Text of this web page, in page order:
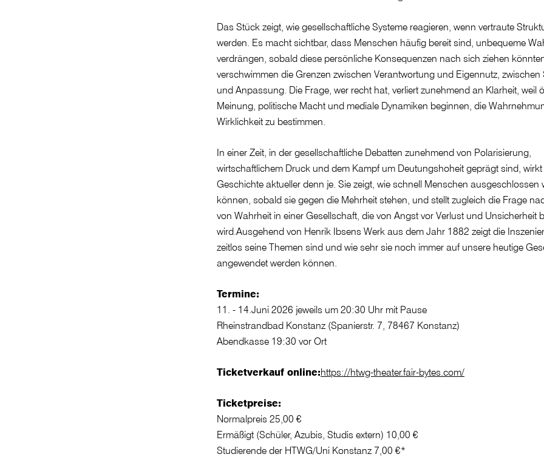
Das Stück zeigt, wie gesellschaftliche Systeme reagieren, wenn vertraute
werden. Es macht sichtbar, dass Menschen häufig bereit sind, unbequeme
verdrängen, sobald diese persönliche Konsequenzen nach sich ziehen
verschwimmen die Grenzen zwischen Verantwortung und Eigennutz, zwischen
und Anpassung. Die Frage, wer recht hat, verliert zunehmend an Klarheit, weil
Meinung, politische Macht und mediale Dynamiken beginnen, die
Wirklichkeit zu bestimmen.
In einer Zeit, in der gesellschaftliche Debatten zunehmend von Polarisierung,
wirtschaftlichem Druck und dem Kampf um Deutungshoheit geprägt sind, wirkt
Geschichte aktueller denn je. Sie zeigt, wie schnell Menschen ausgeschlossen
können, sobald sie gegen die Mehrheit stehen, und stellt zugleich die Frage
von Wahrheit in einer Gesellschaft, die von Angst vor Verlust und Unsicherheit
wird.Ausgehend von Henrik Ibsens Werk aus dem Jahr 1882 zeigt die
zeitlos seine Themen sind und wie sehr sie noch immer auf unsere heutige
angewendet werden können.
Termine:
11. - 14.Juni 2026 jeweils um 20:30 Uhr mit Pause
Rheinstrandbad Konstanz (Spanierstr. 7, 78467 Konstanz)
Abendkasse 19:30 vor Ort
Ticketverkauf online:https://htwg-theater.fair-bytes.com/
Ticketpreise:
Normalpreis 25,00 €
Ermäßigt (Schüler, Azubis, Studis extern) 10,00 €
Studierende der HTWG/Uni Konstanz 7,00 €*